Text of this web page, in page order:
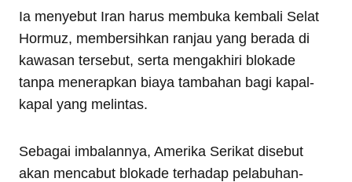
Ia menyebut Iran harus membuka kembali Selat
Hormuz, membersihkan ranjau yang berada di
kawasan tersebut, serta mengakhiri blokade
tanpa menerapkan biaya tambahan bagi kapal-
kapal yang melintas.
Sebagai imbalannya, Amerika Serikat disebut
akan mencabut blokade terhadap pelabuhan-